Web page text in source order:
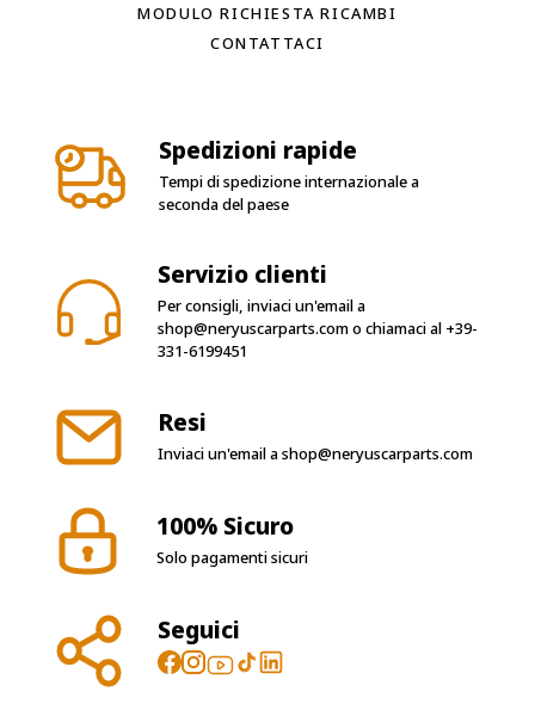
MODULO RICHIESTA RICAMBI
CONTATTACI
Spedizioni rapide
Tempi di spedizione internazionale a
seconda del paese
Servizio clienti
Per consigli, inviaci un'email a
shop@neryuscarparts.como chiamaci al +39-
331-6199451
Resi
Inviaci un'email ashop@neryuscarparts.com
100% Sicuro
Solo pagamenti sicuri
Seguici